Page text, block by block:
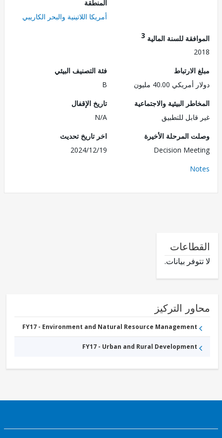
أمريكا اللاتينية والبحر الكاريبي
للسنة المالية3
40.00 مليون
فئة التصنيف البيئي
البيئية والاجتماعية
للتطبيق
تاريخ الإقفال
المرحلة الأخيرة
Decision
اخر تاريخ تحديث
2024/12/19
بيانات.
التركيز
FY17 - Environment and Natural Resource Management
FY17 - Urban and Rural Development